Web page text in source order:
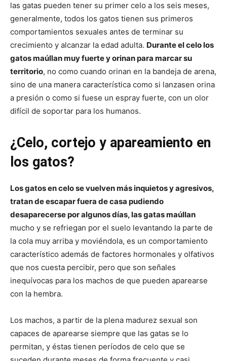
–
Razas
las gatas pueden tener su primer celo a los seis meses,
generalmente, todos los gatos tienen sus primeros
comportamientos sexuales antes de terminar su
crecimiento y alcanzar la edad adulta. Durante el celo los
gatos maúllan muy fuerte y orinan para marcar su
territorio, no como cuando orinan en la bandeja de arena,
sino de una manera característica como si lanzasen orina
a presión o como si fuese un espray fuerte, con un olor
difícil de soportar para los humanos.
¿Celo, cortejo y apareamiento en
los gatos?
Los gatos en celo se vuelven más inquietos y agresivos,
tratan de escapar fuera de casa pudiendo
desaparecerse por algunos días, las gatas maúllan
mucho y se refriegan por el suelo levantando la parte de
la cola muy arriba y moviéndola, es un comportamiento
característico además de factores hormonales y olfativos
que nos cuesta percibir, pero que son señales
inequívocas para los machos de que pueden aparearse
con la hembra.
Los machos, a partir de la plena madurez sexual son
capaces de aparearse siempre que las gatas se lo
permitan, y éstas tienen períodos de celo que se